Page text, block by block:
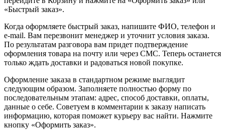
«Быстрый заказ».
Когда оформляете быстрый заказ, напишите ФИО, телефон и
e-mail. Вам перезвонит менеджер и уточнит условия заказа.
По результатам разговора вам придет подтверждение
оформления товара на почту или через СМС. Теперь останется
только ждать доставки и радоваться новой покупке.
Оформление заказа в стандартном режиме выглядит
следующим образом. Заполняете полностью форму по
последовательным этапам: адрес, способ доставки, оплаты,
данные о себе. Советуем в комментарии к заказу написать
информацию, которая поможет курьеру вас найти. Нажмите
кнопку «Оформить заказ».